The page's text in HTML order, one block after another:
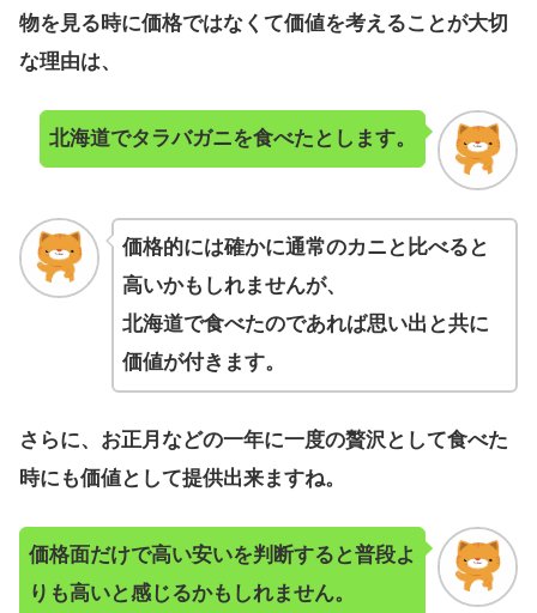
物を見る時に価格ではなくて価値を考えることが大切
な理由は、
北海道でタラバガニを食べたとします。
価格的には確かに通常のカニと比べると
高いかもしれませんが、
北海道で食べたのであれば思い出と共に
価値が付きます。
さらに、お正月などの一年に一度の贅沢として食べた
時にも価値として提供出来ますね。
価格面だけで高い安いを判断すると普段よ
りも高いと感じるかもしれません。